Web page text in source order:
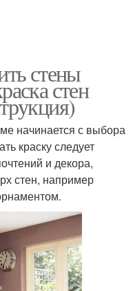
стены
стен
начинается с выбора
краску следует
и декора,
стен, например